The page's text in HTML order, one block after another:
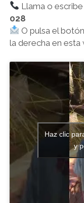
Llama o
028
O pulsa el
la derecha en esta
Haz clic
y